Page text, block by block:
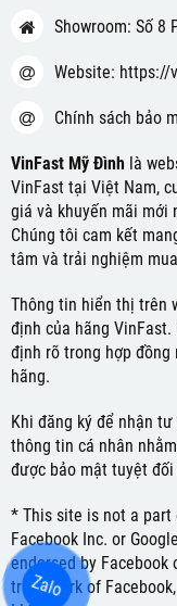
Showroom: Số 8
Website: https://
Chính sách bảo
VinFast Mỹ Đình là
VinFast tại Việt Nam,
giá và khuyến mãi mới
Chúng tôi cam kết
tâm và trải nghiệm
Thông tin hiển thị trên
định của hãng
định rõ trong hợp đồng
hãng.
Khi đăng ký để nhận
thông tin cá nhân
được bảo mật tuyệt
* This site is not a part
Facebook Inc. or
endorsed by Facebook
trademark of
Zalo